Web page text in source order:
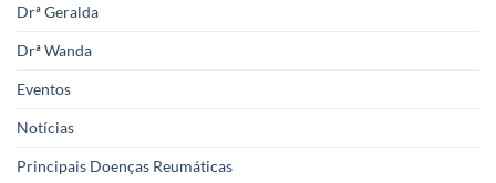
Drª Geralda
Drª Wanda
Eventos
Notícias
Principais Doenças Reumáticas